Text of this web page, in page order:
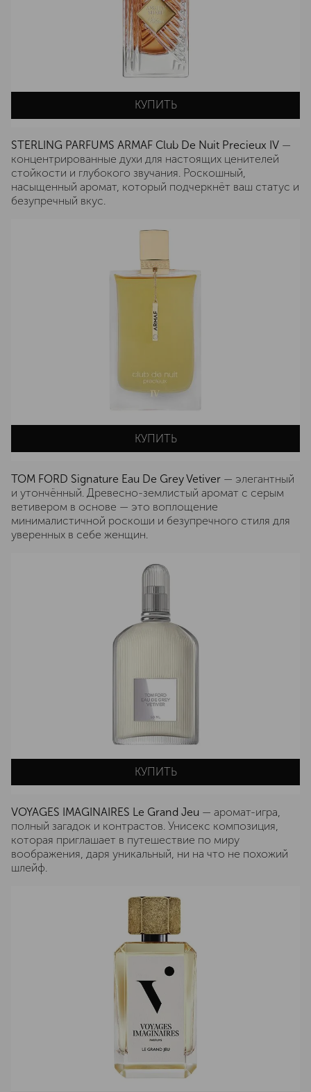
КУПИТЬ
КУПИТЬ
STERLING PARFUMS ARMAF Club De Nuit Precieux IV —
концентрированные духи для настоящих ценителей
стойкости и глубокого звучания. Роскошный,
насыщенный аромат, который подчеркнёт ваш статус и
безупречный вкус.
КУПИТЬ
TOM FORD Signature Eau De Grey Vetiver — элегантный
и утончённый. Древесно-землистый аромат с серым
ветивером в основе — это воплощение
минималистичной роскоши и безупречного стиля для
уверенных в себе женщин.
VOYAGES IMAGINAIRES Le Grand Jeu — аромат-игра,
полный загадок и контрастов. Унисекс композиция,
которая приглашает в путешествие по миру
воображения, даря уникальный, ни на что не похожий
шлейф.